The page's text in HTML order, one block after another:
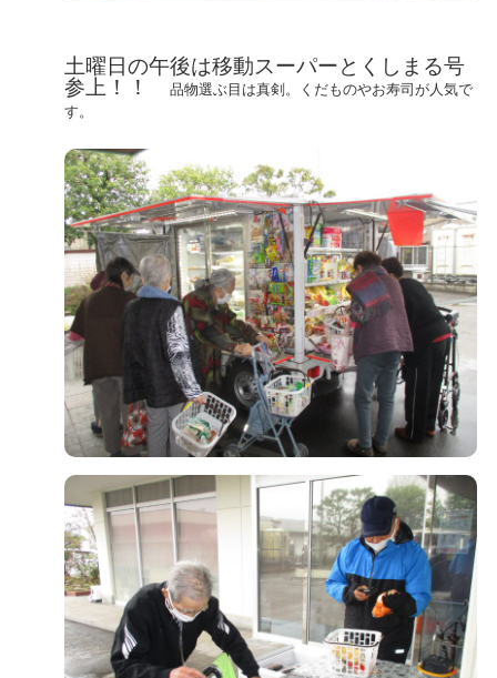
土曜日の午後は移動スーパーとくしまる号
参上！！品物選ぶ目は真剣。くだものやお寿司が人気で
す。